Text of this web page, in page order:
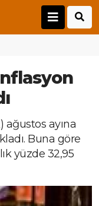
ayına
Buna göre
yüzde 32,95